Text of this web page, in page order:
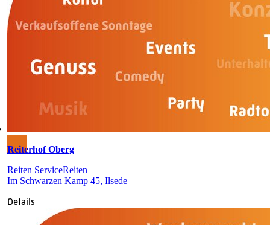
Reiterhof Oberg
Reiten ServiceReiten
Im Schwarzen Kamp 45, Ilsede
Details